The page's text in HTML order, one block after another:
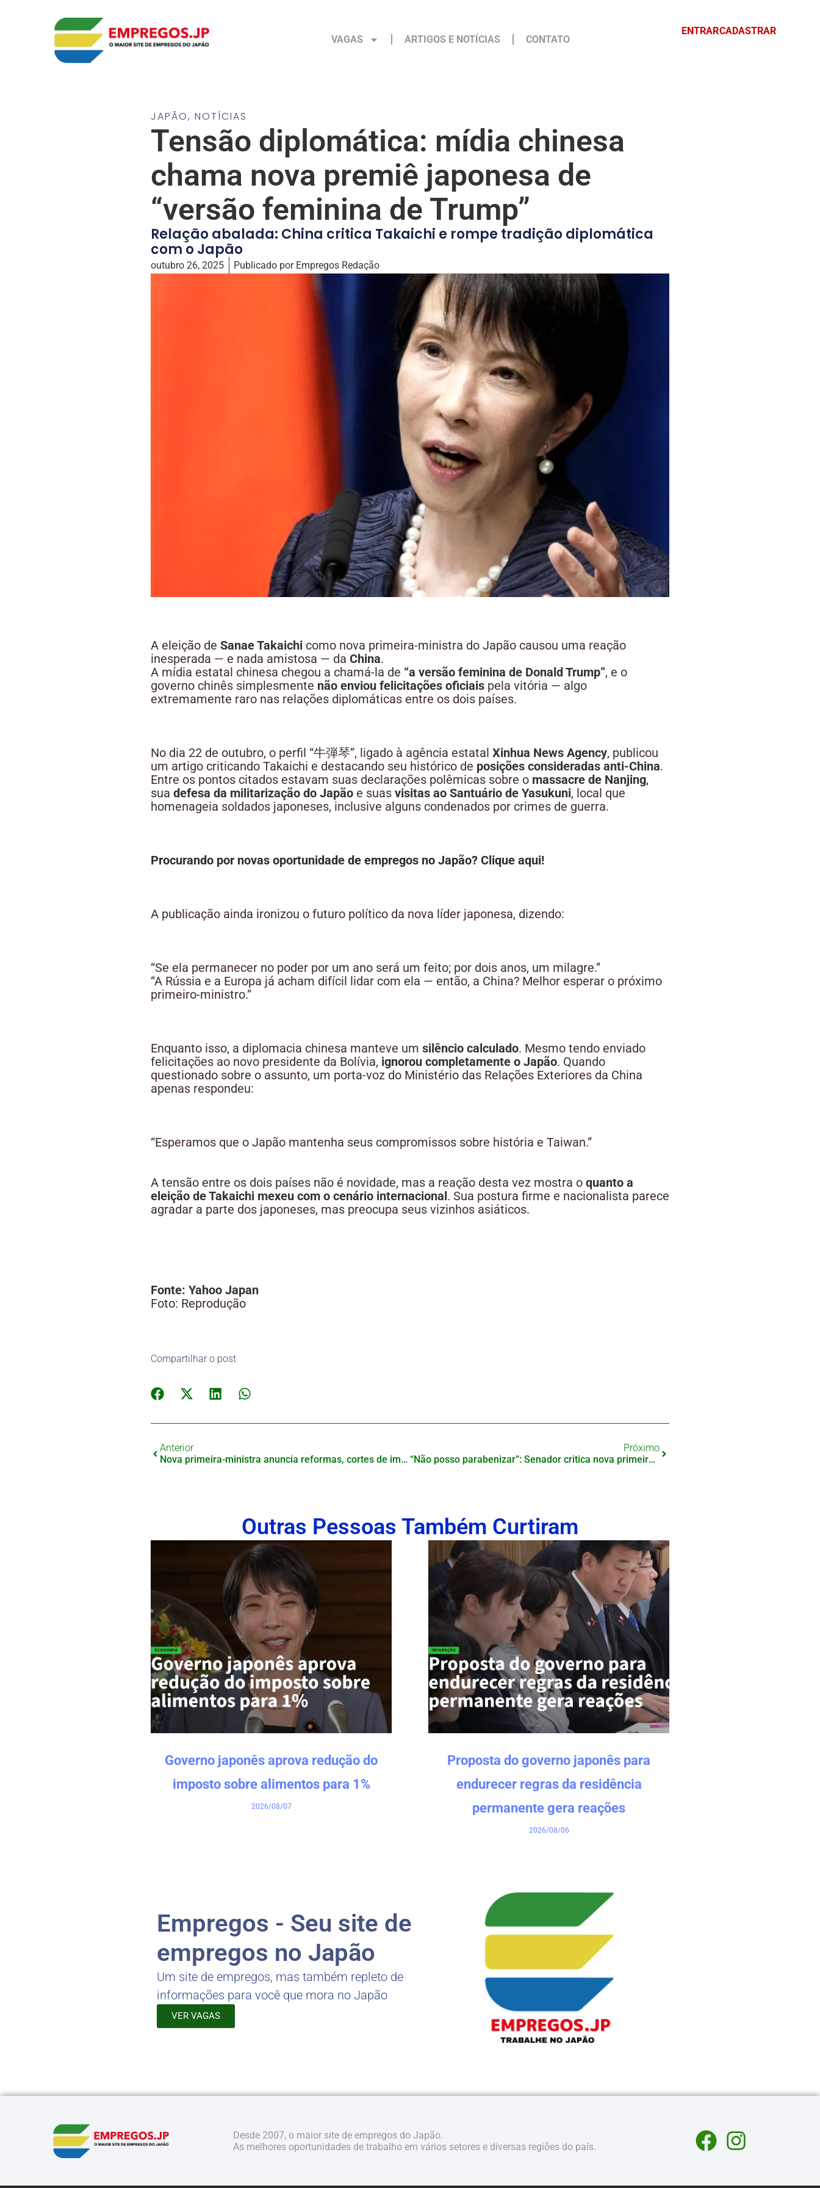
ENTRARCADASTRAR
VAGAS ARTIGOS E NOTÍCIAS CONTATO
JAPÃO, NOTÍCIAS
Tensão diplomática: mídia chinesa
chama nova premiê japonesa de
“versão feminina de Trump”
Relação abalada: China critica Takaichi e rompe tradição diplomática
com o Japão
outubro 26, 2025 Publicado porEmpregos Redação
A eleição de Sanae Takaichi como nova primeira-ministra do Japão causou uma reação
inesperada — e nada amistosa — da China.
A mídia estatal chinesa chegou a chamá-la de “a versão feminina de Donald Trump”, e o
governo chinês simplesmente não enviou felicitações oficiais pela vitória — algo
extremamente raro nas relações diplomáticas entre os dois países.
No dia 22 de outubro, o perfil “牛弾琴”, ligado à agência estatal Xinhua News Agency, publicou
um artigo criticando Takaichi e destacando seu histórico de posições consideradas anti-China.
Entre os pontos citados estavam suas declarações polêmicas sobre o massacre de Nanjing,
sua defesa da militarização do Japão e suas visitas ao Santuário de Yasukuni, local que
homenageia soldados japoneses, inclusive alguns condenados por crimes de guerra.
Procurando por novas oportunidade de empregos no Japão? Clique aqui!
A publicação ainda ironizou o futuro político da nova líder japonesa, dizendo:
“Se ela permanecer no poder por um ano será um feito; por dois anos, um milagre.”
“A Rússia e a Europa já acham difícil lidar com ela — então, a China? Melhor esperar o próximo
primeiro-ministro.”
Enquanto isso, a diplomacia chinesa manteve um silêncio calculado. Mesmo tendo enviado
felicitações ao novo presidente da Bolívia, ignorou completamente o Japão. Quando
questionado sobre o assunto, um porta-voz do Ministério das Relações Exteriores da China
apenas respondeu:
“Esperamos que o Japão mantenha seus compromissos sobre história e Taiwan.”
A tensão entre os dois países não é novidade, mas a reação desta vez mostra o quanto a
eleição de Takaichi mexeu com o cenário internacional. Sua postura firme e nacionalista parece
agradar a parte dos japoneses, mas preocupa seus vizinhos asiáticos.
Fonte: Yahoo Japan
Foto: Reprodução
Compartilhar o post
Anterior
Nova primeira-ministra anuncia reformas, cortes de impostos e endurecimento com estrangeiros
Próximo
“Não posso parabenizar”: Senador critica nova primeira-ministra e divide opiniões no Japão
Outras Pessoas Também Curtiram
Governo japonês aprova redução do
imposto sobre alimentos para 1%
2026/08/07
Proposta do governo japonês para
endurecer regras da residência
permanente gera reações
2026/08/06
Empregos - Seu site de
empregos no Japão
Um site de empregos, mas também repleto de
informações para você que mora no Japão
VER VAGAS
Desde 2007, o maior site de empregos do Japão.
As melhores oportunidades de trabalho em vários setores e diversas regiões do país.